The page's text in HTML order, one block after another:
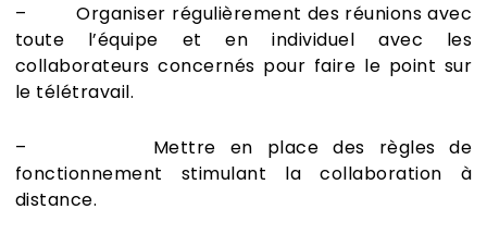
– Organiser régulièrement des réunions avec
toute l’équipe et en individuel avec les
collaborateurs concernés pour faire le point sur
le télétravail.
– Mettre en place des règles de
fonctionnement stimulant la collaboration à
distance.